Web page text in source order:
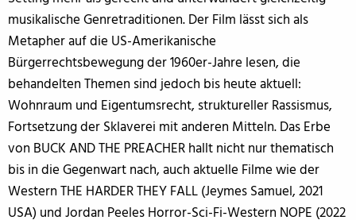
musikalische Genretraditionen. Der Film lässt sich als
Metapher auf die US-Amerikanische
Bürgerrechtsbewegung der 1960er-Jahre lesen, die
behandelten Themen sind jedoch bis heute aktuell:
Wohnraum und Eigentumsrecht, struktureller Rassismus,
Fortsetzung der Sklaverei mit anderen Mitteln. Das Erbe
von BUCK AND THE PREACHER hallt nicht nur thematisch
bis in die Gegenwart nach, auch aktuelle Filme wie der
Western THE HARDER THEY FALL (Jeymes Samuel, 2021
USA) und Jordan Peeles Horror-Sci-Fi-Western NOPE (2022